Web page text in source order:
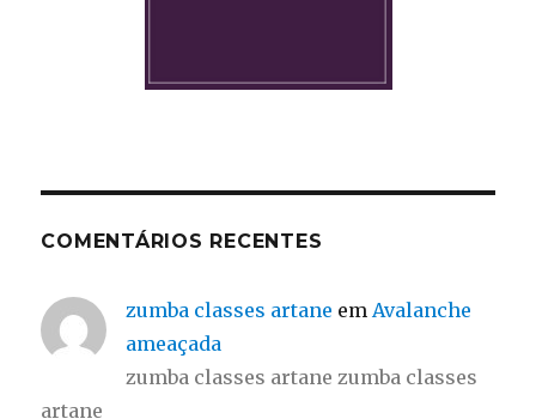
COMENTÁRIOS RECENTES
zumba classes artane em Avalanche
ameaçada
zumba classes artane zumba classes
artane